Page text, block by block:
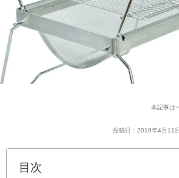
本記事は
投稿日：2019年4月11
目次